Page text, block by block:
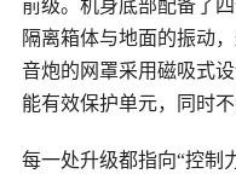
前级。机身底部配备了
隔离箱体与地面的振动
音炮的网罩采用磁吸式
能有效保护单元，同时
每一处升级都指向“控制